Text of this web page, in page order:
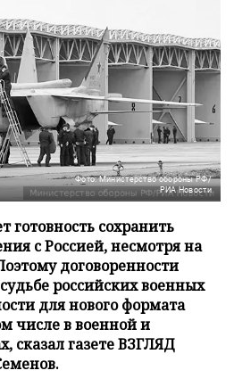
Фото: Министерство обороны РФ/
РИА Новости
готовность сохранить
с Россией, несмотря на
договоренности
российских военных
для нового формата
числе в военной и
сказал газете ВЗГЛЯД